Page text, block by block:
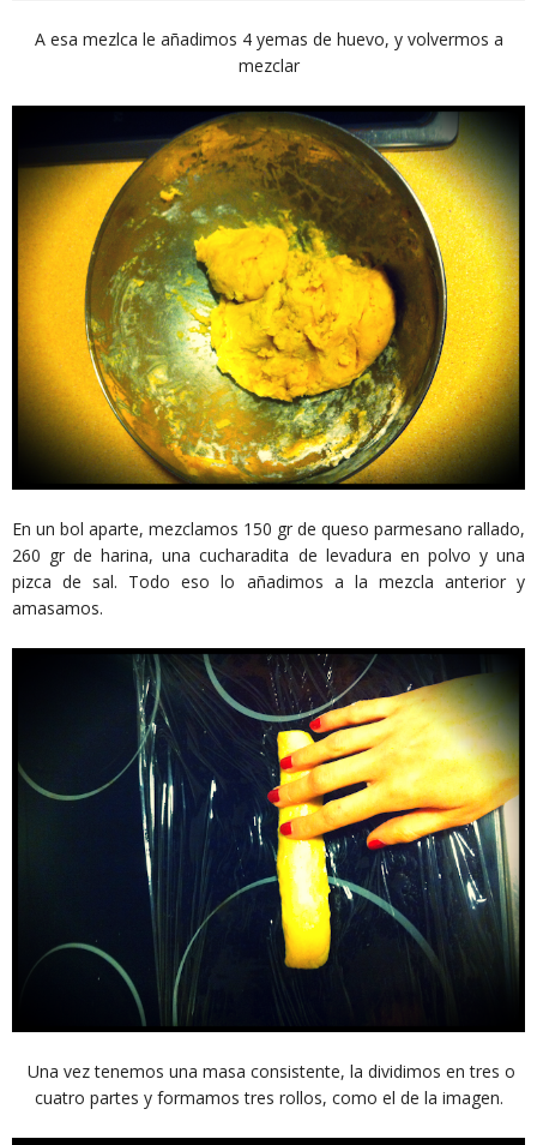
A esa mezlca le añadimos 4 yemas de huevo, y volvermos a
mezclar
En un bol aparte, mezclamos 150 gr de queso parmesano rallado,
260 gr de harina, una cucharadita de levadura en polvo y una
pizca de sal. Todo eso lo añadimos a la mezcla anterior y
amasamos.
Una vez tenemos una masa consistente, la dividimos en tres o
cuatro partes y formamos tres rollos, como el de la imagen.